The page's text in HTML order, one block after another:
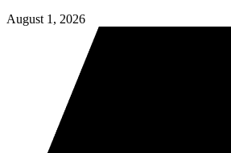
August 1, 2026